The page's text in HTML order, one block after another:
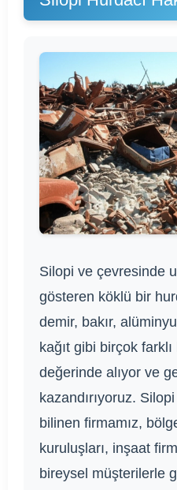
Silopi ve çevresinde
gösteren köklü bir
demir, bakır,
kağıt gibi birçok
değerinde alıyor ve
kazandırıyoruz.
bilinen firmamız,
kuruluşları, inşaat
bireysel müşterilerle